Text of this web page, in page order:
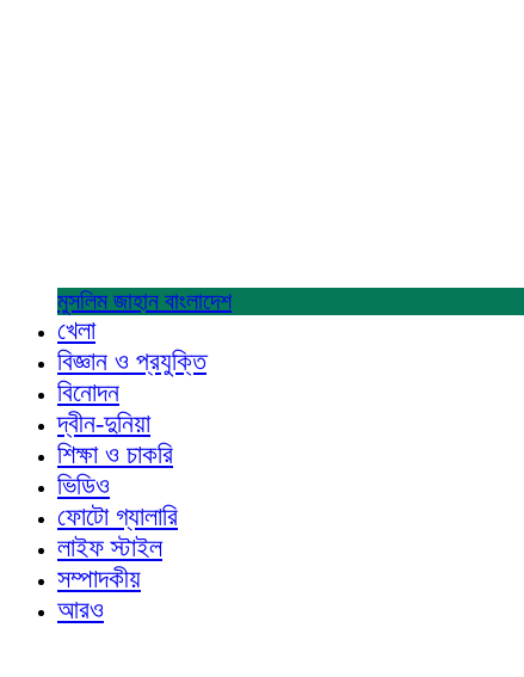
মুসলিম জাহান বাংলাদেশ
খেলা
বিজ্ঞান ও প্রযুক্তি
বিনোদন
দ্বীন-দুনিয়া
শিক্ষা ও চাকরি
ভিডিও
ফোটো গ্যালারি
লাইফ স্টাইল
সম্পাদকীয়
আরও